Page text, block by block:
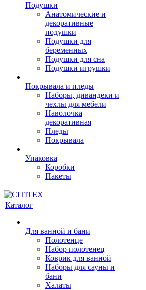
Подушки
Анатомические и
декоративные
подушки
Подушки для
беременных
Подушки для сна
Подушки игрушки
Покрывала и пледы
Наборы, дивандеки и
чехлы для мебели
Наволочка
декоративная
Пледы
Покрывала
Упаковка
Коробки
Пакеты
Каталог
Для ванной и бани
Полотенце
Набор полотенец
Коврик для ванной
Наборы для сауны и
бани
Халаты